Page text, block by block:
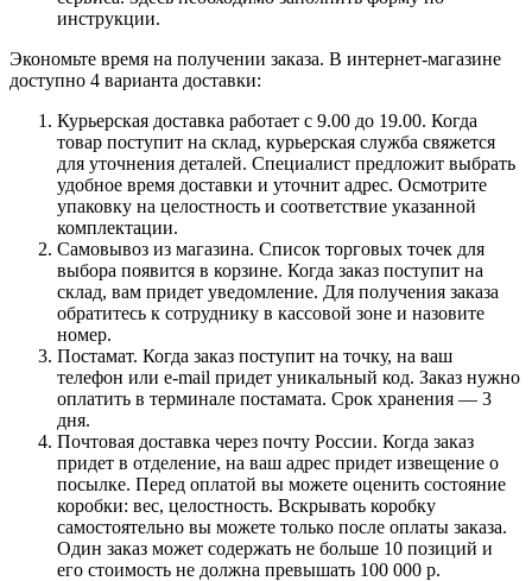
инструкции.
Экономьте время на получении заказа. В интернет-магазине
доступно 4 варианта доставки:
Курьерская доставка работает с 9.00 до 19.00. Когда
товар поступит на склад, курьерская служба свяжется
для уточнения деталей. Специалист предложит выбрать
удобное время доставки и уточнит адрес. Осмотрите
упаковку на целостность и соответствие указанной
комплектации.
Самовывоз из магазина. Список торговых точек для
выбора появится в корзине. Когда заказ поступит на
склад, вам придет уведомление. Для получения заказа
обратитесь к сотруднику в кассовой зоне и назовите
номер.
Постамат. Когда заказ поступит на точку, на ваш
телефон или e-mail придет уникальный код. Заказ нужно
оплатить в терминале постамата. Срок хранения — 3
дня.
Почтовая доставка через почту России. Когда заказ
придет в отделение, на ваш адрес придет извещение о
посылке. Перед оплатой вы можете оценить состояние
коробки: вес, целостность. Вскрывать коробку
самостоятельно вы можете только после оплаты заказа.
Один заказ может содержать не больше 10 позиций и
его стоимость не должна превышать 100 000 р.